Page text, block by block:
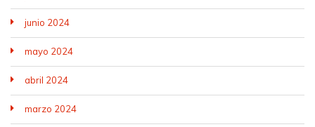
junio 2024
mayo 2024
abril 2024
marzo 2024